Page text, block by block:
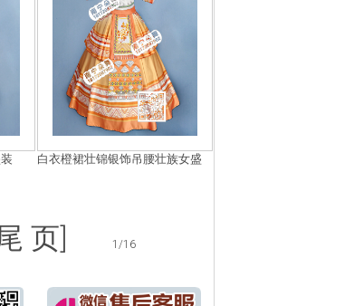
白衣橙裙壮锦银饰吊腰壮族女盛
页] 1/16